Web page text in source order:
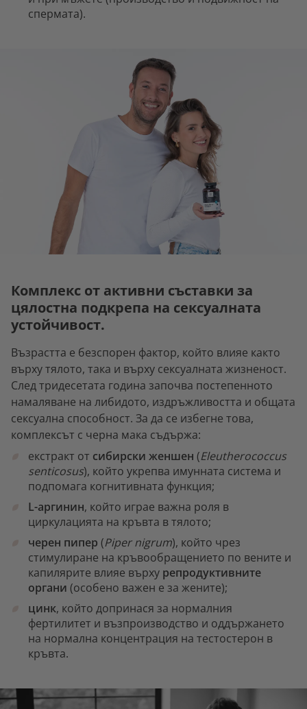
спермата).
Комплекс от активни съставки за
цялостна подкрепа на сексуалната
устойчивост.
Възрастта е безспорен фактор, който влияе както
върху тялото, така и върху сексуалната жизненост.
След тридесетата година започва постепенното
намаляване на либидото, издръжливостта и общата
сексуална способност. За да се избегне това,
комплексът с черна мака съдържа:
екстракт от сибирски женшен (Eleutherococcus
senticosus), който укрепва имунната система и
подпомага когнитивната функция;
L-аргинин, който играе важна роля в
циркулацията на кръвта в тялото;
черен пипер (Piper nigrum), който чрез
стимулиране на кръвообращението по вените и
капилярите влияе върху репродуктивните
органи (особено важен е за жените);
цинк, който допринася за нормалния
фертилитет и възпроизводство и оддържането
на нормална концентрация на тестостерон в
кръвта.